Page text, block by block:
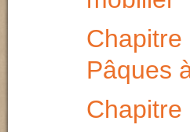
Pâques
Chapitre